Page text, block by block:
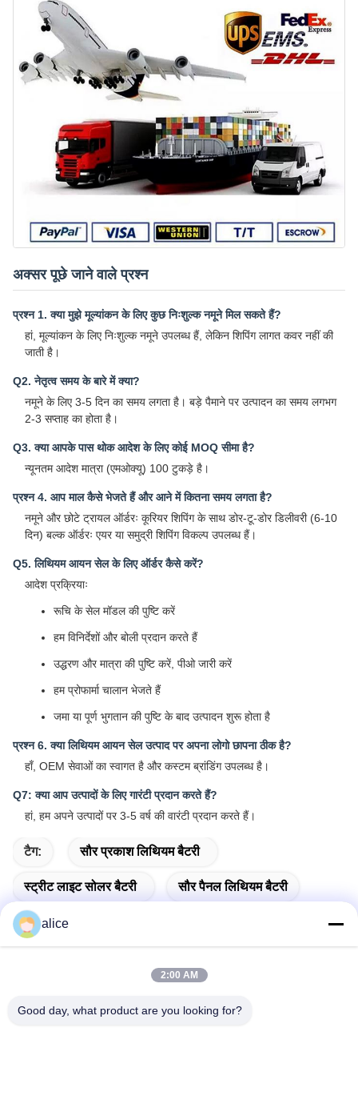
अक्सर पूछे जाने वाले प्रश्न
प्रश्न 1. क्या मुझे मूल्यांकन के लिए कुछ निःशुल्क नमूने मिल सकते हैं?
हां, मूल्यांकन के लिए निःशुल्क नमूने उपलब्ध हैं, लेकिन शिपिंग लागत कवर नहीं की
जाती है।
Q2. नेतृत्व समय के बारे में क्या?
नमूने के लिए 3-5 दिन का समय लगता है। बड़े पैमाने पर उत्पादन का समय लगभग
2-3 सप्ताह का होता है।
Q3. क्या आपके पास थोक आदेश के लिए कोई MOQ सीमा है?
न्यूनतम आदेश मात्रा (एमओक्यू) 100 टुकड़े है।
प्रश्न 4. आप माल कैसे भेजते हैं और आने में कितना समय लगता है?
नमूने और छोटे ट्रायल ऑर्डरः कूरियर शिपिंग के साथ डोर-टू-डोर डिलीवरी (6-10
दिन) बल्क ऑर्डरः एयर या समुद्री शिपिंग विकल्प उपलब्ध हैं।
Q5. लिथियम आयन सेल के लिए ऑर्डर कैसे करें?
आदेश प्रक्रियाः
रूचि के सेल मॉडल की पुष्टि करें
हम विनिर्देशों और बोली प्रदान करते हैं
उद्धरण और मात्रा की पुष्टि करें, पीओ जारी करें
हम प्रोफार्मा चालान भेजते हैं
जमा या पूर्ण भुगतान की पुष्टि के बाद उत्पादन शुरू होता है
प्रश्न 6. क्या लिथियम आयन सेल उत्पाद पर अपना लोगो छापना ठीक है?
हाँ, OEM सेवाओं का स्वागत है और कस्टम ब्रांडिंग उपलब्ध है।
Q7: क्या आप उत्पादों के लिए गारंटी प्रदान करते हैं?
हां, हम अपने उत्पादों पर 3-5 वर्ष की वारंटी प्रदान करते हैं।
टैग: सौर प्रकाश लिथियम बैटरी
स्ट्रीट लाइट सोलर बैटरी सौर पैनल लिथियम बैटरी
alice
2:00 AM
Good day, what product are you looking for?